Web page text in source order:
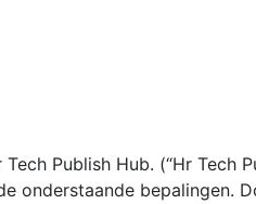
Publish Hub. (“Hr Tech
onderstaande bepalingen.